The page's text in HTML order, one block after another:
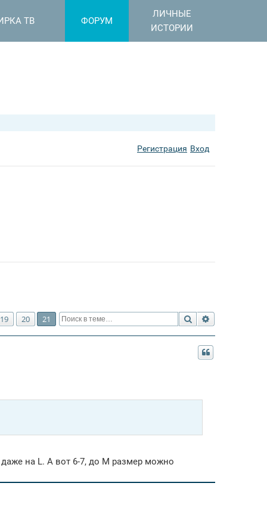
ТВ ФОРУМ
ЛИЧНЫЕ
ИСТОРИИ
Регистрация Вход
Поиск
19 20 21
на L. А вот 6-7, до М размер можно